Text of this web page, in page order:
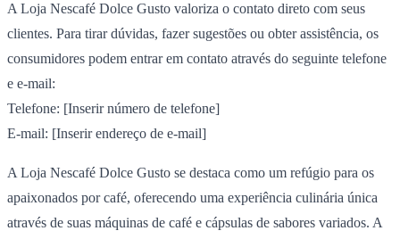
A Loja Nescafé Dolce Gusto valoriza o contato direto com seus
clientes. Para tirar dúvidas, fazer sugestões ou obter assistência, os
consumidores podem entrar em contato através do seguinte telefone
e e-mail:
Telefone: [Inserir número de telefone]
E-mail: [Inserir endereço de e-mail]
A Loja Nescafé Dolce Gusto se destaca como um refúgio para os
apaixonados por café, oferecendo uma experiência culinária única
através de suas máquinas de café e cápsulas de sabores variados. A